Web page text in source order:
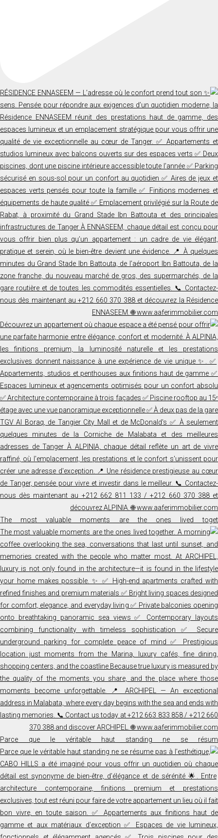
The most valuable moments are the ones lived toget
Parce que le véritable haut standing ne se résum